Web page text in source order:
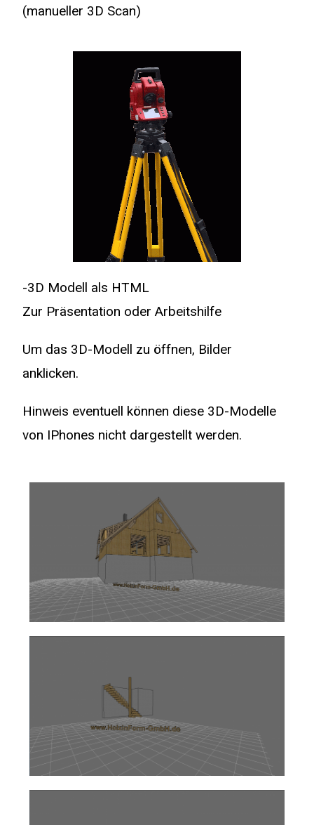
(manueller 3D Scan)
-3D Modell als HTML
Zur Präsentation oder Arbeitshilfe
Um das 3D-Modell zu öffnen, Bilder
anklicken.
Hinweis eventuell können diese 3D-Modelle
von IPhones nicht dargestellt werden.